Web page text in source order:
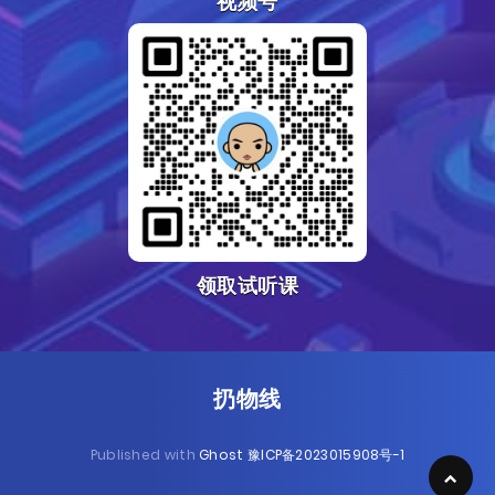
领取试听课
扔物线
Published withGhost 豫ICP备2023015908号-1